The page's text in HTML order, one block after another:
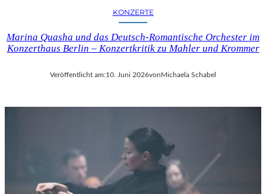
KONZERTE
Marina Quasha und das Deutsch-Romantische Orchester im
Konzerthaus Berlin – Konzertkritik zu Mahler und Krommer
Veröffentlicht am:10. Juni 2026vonMichaela Schabel